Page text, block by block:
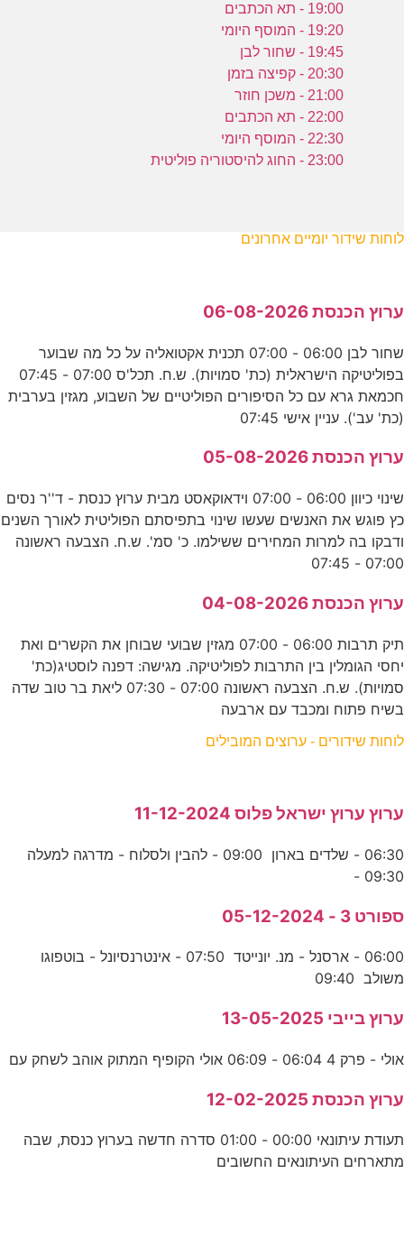
19:00 - תא הכתבים
19:20 - המוסף היומי
19:45 - שחור לבן
20:30 - קפיצה בזמן
21:00 - משכן חוזר
22:00 - תא הכתבים
22:30 - המוסף היומי
23:00 - החוג להיסטוריה פוליטית
לוחות שידור יומיים אחרונים
ערוץ הכנסת 06-08-2026
שחור לבן 06:00 - 07:00 תכנית אקטואליה על כל מה שבוער
בפוליטיקה הישראלית (כת' סמויות). ש.ח. תכל'ס 07:00 - 07:45
חכמאת גרא עם כל הסיפורים הפוליטיים של השבוע, מגזין בערבית
(כת' עב'). עניין אישי 07:45
ערוץ הכנסת 05-08-2026
שינוי כיוון 06:00 - 07:00 וידאוקאסט מבית ערוץ כנסת - ד''ר נסים
כץ פוגש את האנשים שעשו שינוי בתפיסתם הפוליטית לאורך השנים
ודבקו בה למרות המחירים ששילמו. כ' סמ'. ש.ח. הצבעה ראשונה
07:00 - 07:45
ערוץ הכנסת 04-08-2026
תיק תרבות 06:00 - 07:00 מגזין שבועי שבוחן את הקשרים ואת
יחסי הגומלין בין התרבות לפוליטיקה. מגישה: דפנה לוסטיג(כת'
סמויות). ש.ח. הצבעה ראשונה 07:00 - 07:30 ליאת בר טוב שדה
בשיח פתוח ומכבד עם ארבעה
לוחות שידורים - ערוצים המובילים
ערוץ ערוץ ישראל פלוס 11-12-2024
06:30 - שלדים בארון 09:00 - להבין ולסלוח - מדרגה למעלה
09:30 -
ספורט 3 - 05-12-2024
06:00 - ארסנל - מנ. יונייטד 07:50 - אינטרנסיונל - בוטפוגו
משולב 09:40
ערוץ בייבי 13-05-2025
אולי - פרק 4 06:04 - 06:09 אולי הקופיף המתוק אוהב לשחק עם
ערוץ הכנסת 12-02-2025
תעודת עיתונאי 00:00 - 01:00 סדרה חדשה בערוץ כנסת, שבה
מתארחים העיתונאים החשובים